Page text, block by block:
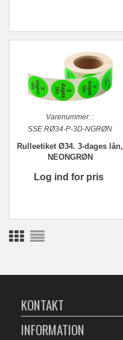
Varenummer: :
SSE RØ34-P-3D-NGRØN
Rulleetiket Ø34. 3-dages lån,
NEONGRØN
Log ind for pris
KONTAKT
INFORMATION